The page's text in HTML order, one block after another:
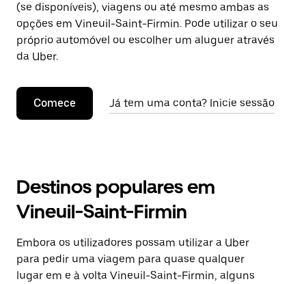
(se disponíveis), viagens ou até mesmo ambas as
opções em Vineuil-Saint-Firmin. Pode utilizar o seu
próprio automóvel ou escolher um aluguer através
da Uber.
Comece Já tem uma conta? Inicie sessão
Destinos populares em
Vineuil-Saint-Firmin
Embora os utilizadores possam utilizar a Uber
para pedir uma viagem para quase qualquer
lugar em e à volta Vineuil-Saint-Firmin, alguns